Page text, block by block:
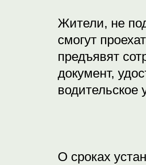
Жители, не
смогут
предъявят
документ,
водительское
О сроках